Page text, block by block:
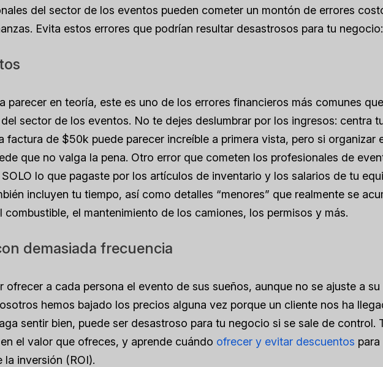
del sector de los eventos pueden cometer un montón de errores
Evita estos errores que podrían resultar desastrosos para tu negocio:
parecer en teoría, este es uno de los errores financieros más comunes que
sector de los eventos. No te dejes deslumbrar por los ingresos: centra
factura de $50k puede parecer increíble a primera vista, pero si organizar
que no valga la pena. Otro error que cometen los profesionales de
lo que pagaste por los artículos de inventario y los salarios de tu
incluyen tu tiempo, así como detalles “menores” que realmente se
combustible, el mantenimiento de los camiones, los permisos y más.
demasiada frecuencia
a cada persona el evento de sus sueños, aunque no se ajuste a su
hemos bajado los precios alguna vez porque un cliente nos ha
sentir bien, puede ser desastroso para tu negocio si se sale de control.
el valor que ofreces, y aprende cuándo ofrecer y evitar descuentos para
inversión (ROI).